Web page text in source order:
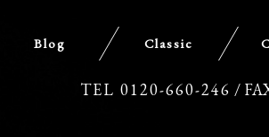
TEL 0120-660-246 /
Blog Classic